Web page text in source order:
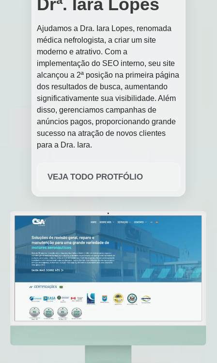
Drª. Iara Lopes
Ajudamos a Dra. Iara Lopes, renomada
médica nefrologista, a criar um site
moderno e atrativo. Com a
implementação do SEO interno, seu site
alcançou a 2ª posição na primeira página
dos resultados de busca, aumentando
significativamente sua visibilidade. Além
disso, gerenciamos campanhas de
anúncios pagos, proporcionando grande
sucesso na atração de novos clientes
para a Dra. Iara.
VEJA TODO PROTFÓLIO